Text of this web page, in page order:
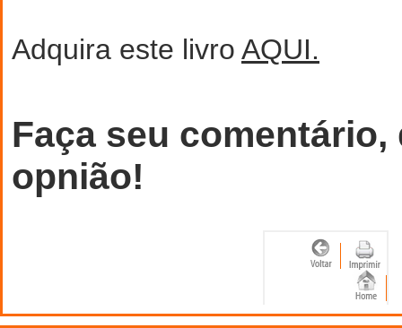
Adquira este livro AQUI.
Faça seu comentário,
opnião!